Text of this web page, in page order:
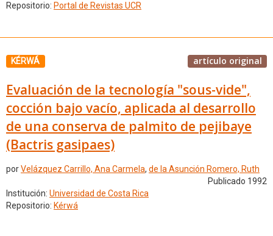
Repositorio: Portal de Revistas UCR
KÉRWÁ artículo original
Evaluación de la tecnología "sous-vide",
cocción bajo vacío, aplicada al desarrollo
de una conserva de palmito de pejibaye
(Bactris gasipaes)
porVelázquez Carrillo, Ana Carmela, de la Asunción Romero, Ruth
Publicado 1992
Institución: Universidad de Costa Rica
Repositorio: Kérwá